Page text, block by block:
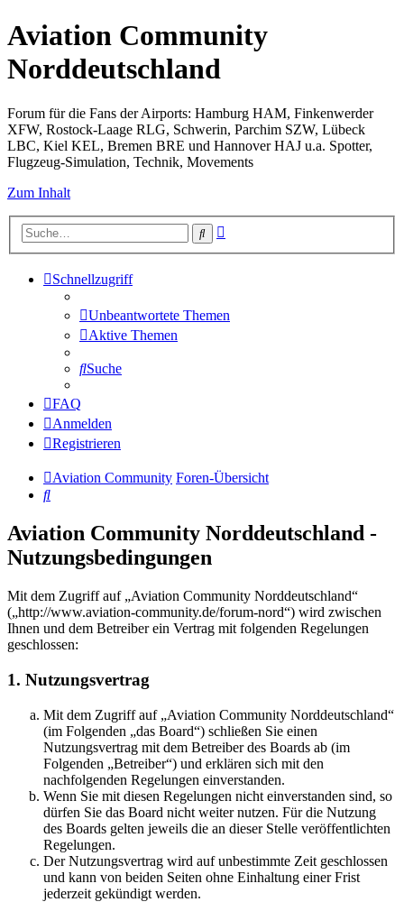
Aviation Community
Norddeutschland
Forum für die Fans der Airports: Hamburg HAM, Finkenwerder
XFW, Rostock-Laage RLG, Schwerin, Parchim SZW, Lübeck
LBC, Kiel KEL, Bremen BRE und Hannover HAJ u.a. Spotter,
Flugzeug-Simulation, Technik, Movements
Zum Inhalt
Suche
Schnellzugriff
Unbeantwortete Themen
Aktive Themen
Suche
FAQ
Anmelden
Registrieren
Aviation Community Foren-Übersicht
Suche
Aviation Community Norddeutschland -
Nutzungsbedingungen
Mit dem Zugriff auf „Aviation Community Norddeutschland“
(„http://www.aviation-community.de/forum-nord“) wird zwischen
Ihnen und dem Betreiber ein Vertrag mit folgenden Regelungen
geschlossen:
1. Nutzungsvertrag
Mit dem Zugriff auf „Aviation Community Norddeutschland“
(im Folgenden „das Board“) schließen Sie einen
Nutzungsvertrag mit dem Betreiber des Boards ab (im
Folgenden „Betreiber“) und erklären sich mit den
nachfolgenden Regelungen einverstanden.
Wenn Sie mit diesen Regelungen nicht einverstanden sind, so
dürfen Sie das Board nicht weiter nutzen. Für die Nutzung
des Boards gelten jeweils die an dieser Stelle veröffentlichten
Regelungen.
Der Nutzungsvertrag wird auf unbestimmte Zeit geschlossen
und kann von beiden Seiten ohne Einhaltung einer Frist
jederzeit gekündigt werden.